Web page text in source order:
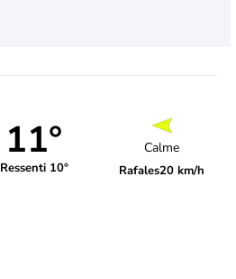
11°
Ressenti 10°
Calme
Rafales20 km/h